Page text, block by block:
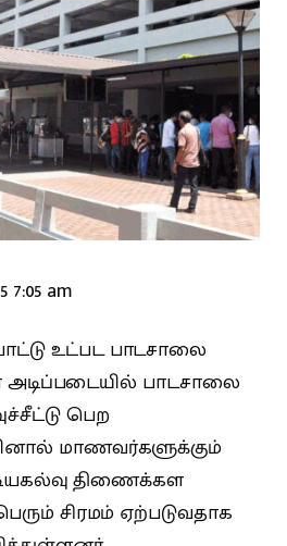
7:05 am
உட்பட பாடசாலை
அடிப்படையில் பாடசாலை
பெற
மாணவர்களுக்கும்
திணைக்கள
சிரமம் ஏற்படுவதாக